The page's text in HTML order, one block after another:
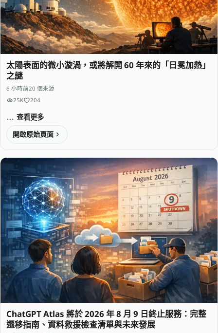
太陽表面的微小漩渦，或將解開 60 年來的「日冕加熱」
之謎
6 小時前20 個來源
25K
204
查看更多
開啟原始頁面
ChatGPT Atlas 將於 2026 年 8 月 9 日終止服務：完整
遷移指南、資料救援檢查清單與未來發展